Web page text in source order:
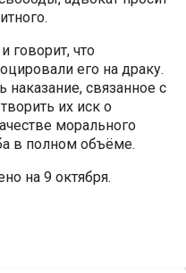
говорит, что
его на драку.
наказание, связанное с
их иск о
морального
в полном объёме.
на 9 октября.